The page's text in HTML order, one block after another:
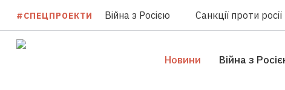
#СПЕЦПРОЕКТИ Війна з Росією Санкції проти росії
Новини Війна з